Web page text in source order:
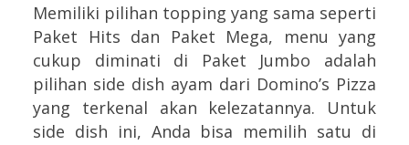
Memiliki pilihan topping yang sama seperti
Paket Hits dan Paket Mega, menu yang
cukup diminati di Paket Jumbo adalah
pilihan side dish ayam dari Domino’s Pizza
yang terkenal akan kelezatannya. Untuk
side dish ini, Anda bisa memilih satu di